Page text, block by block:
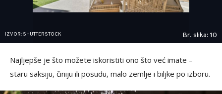
IZVOR: SHUTTERSTOCK Br. slika: 10
Najljepše je što možete iskoristiti ono što već imate –
staru saksiju, činiju ili posudu, malo zemlje i biljke po izboru.